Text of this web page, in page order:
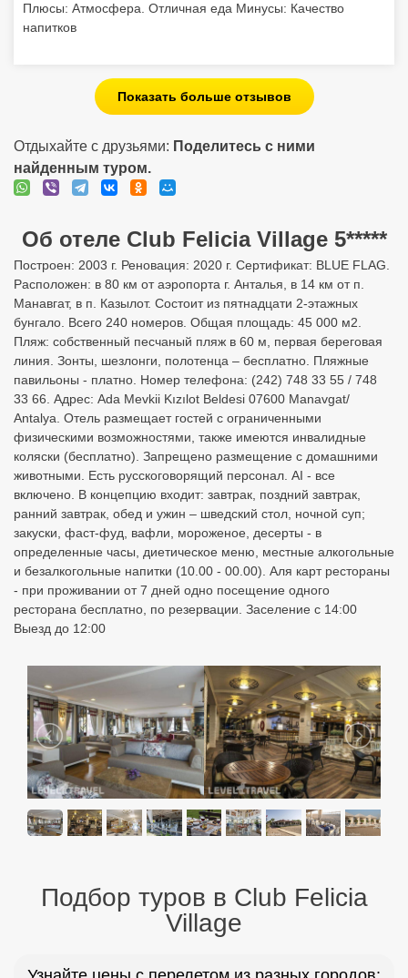
Плюсы: Атмосфера. Отличная еда Минусы: Качество
напитков
Показать больше отзывов
Отдыхайте с друзьями: Поделитесь с ними
найденным туром.
Об отеле Club Felicia Village 5*****
Построен: 2003 г. Реновация: 2020 г. Сертификат: BLUE FLAG.
Расположен: в 80 км от аэропорта г. Анталья, в 14 км от п.
Манавгат, в п. Казылот. Состоит из пятнадцати 2-этажных
бунгало. Всего 240 номеров. Общая площадь: 45 000 м2.
Пляж: собственный песчаный пляж в 60 м, первая береговая
линия. Зонты, шезлонги, полотенца – бесплатно. Пляжные
павильоны - платно. Номер телефона: (242) 748 33 55 / 748
33 66. Адрес: Ada Mevkii Kızılot Beldesi 07600 Manavgat/
Antalya. Отель размещает гостей с ограниченными
физическими возможностями, также имеются инвалидные
коляски (бесплатно). Запрещено размещение с домашними
животными. Есть русскоговорящий персонал. AI - все
включено. В концепцию входит: завтрак, поздний завтрак,
ранний завтрак, обед и ужин – шведский стол, ночной суп;
закуски, фаст-фуд, вафли, мороженое, десерты - в
определенные часы, диетическое меню, местные алкогольные
и безалкогольные напитки (10.00 - 00.00). Аля карт рестораны
- при проживании от 7 дней одно посещение одного
ресторана бесплатно, по резервации. Заселение с 14:00
Выезд до 12:00
Подбор туров в Club Felicia
Village